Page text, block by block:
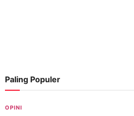
Paling Populer
OPINI